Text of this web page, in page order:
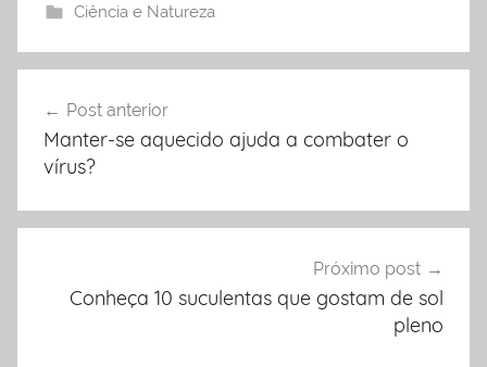
Ciência e Natureza
Navegação
de
Post anterior
Manter-se aquecido ajuda a combater o
vírus?
Próximo post
Conheça 10 suculentas que gostam de sol
pleno